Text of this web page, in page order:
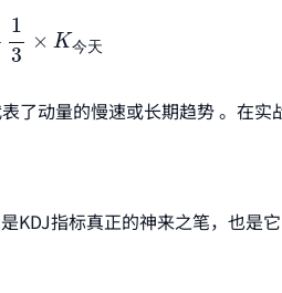
1
3
× K今天
3
了动量的慢速或长期趋势 。在实
KDJ指标真正的神来之笔，也是